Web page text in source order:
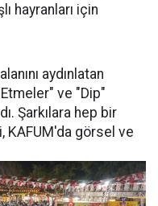
hayranları için
aydınlatan
ve "Dip"
Şarkılara hep bir
KAFUM'da görsel ve